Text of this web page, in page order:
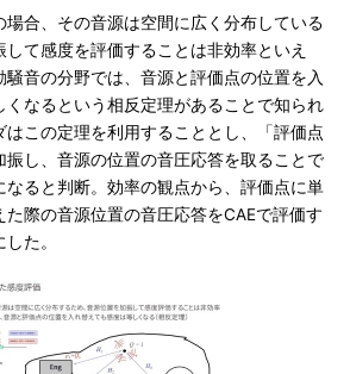
合、その音源は空間に広く分布している
て感度を評価することは非効率といえ
騒音の分野では、音源と評価点の位置を入
くなるという相反定理があることで知られ
この定理を利用することとし、「評価点
振し、音源の位置の音圧応答を取ることで
なると判断。効率の観点から、評価点に単
際の音源位置の音圧応答をCAEで評価す
た。